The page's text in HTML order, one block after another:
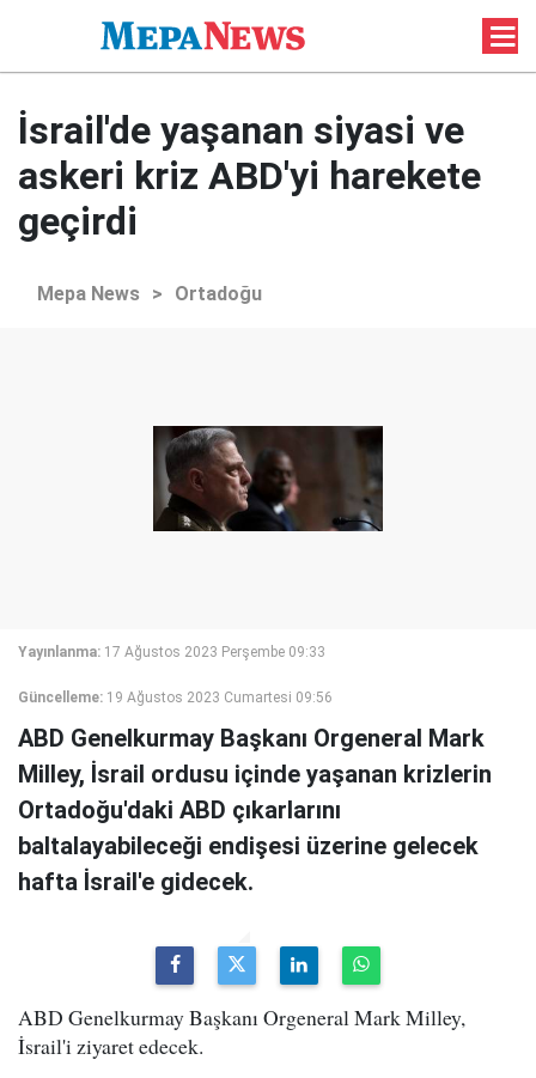
İsrail'de yaşanan siyasi ve
askeri kriz ABD'yi harekete
geçirdi
Mepa News > Ortadoğu
Yayınlanma: 17 Ağustos 2023 Perşembe 09:33
Güncelleme: 19 Ağustos 2023 Cumartesi 09:56
ABD Genelkurmay Başkanı Orgeneral Mark
Milley, İsrail ordusu içinde yaşanan krizlerin
Ortadoğu'daki ABD çıkarlarını
baltalayabileceği endişesi üzerine gelecek
hafta İsrail'e gidecek.
ABD Genelkurmay Başkanı Orgeneral Mark Milley,
İsrail'i ziyaret edecek.